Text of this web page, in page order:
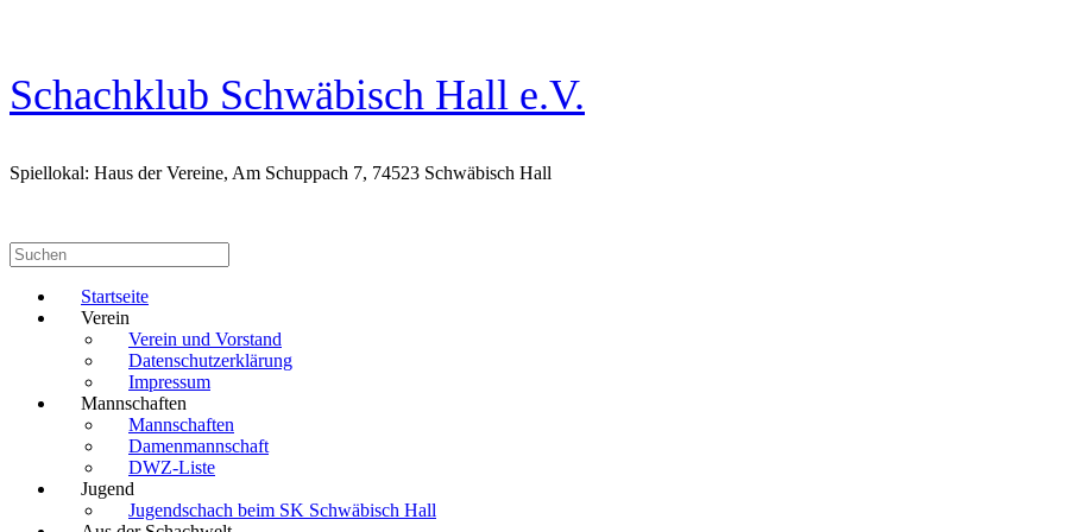
Schachklub Schwäbisch Hall e.V.
Spiellokal: Haus der Vereine, Am Schuppach 7, 74523 Schwäbisch Hall
Suchen
nach:
Startseite
Verein
Verein und Vorstand
Datenschutzerklärung
Impressum
Mannschaften
Mannschaften
Damenmannschaft
DWZ-Liste
Jugend
Jugendschach beim SK Schwäbisch Hall